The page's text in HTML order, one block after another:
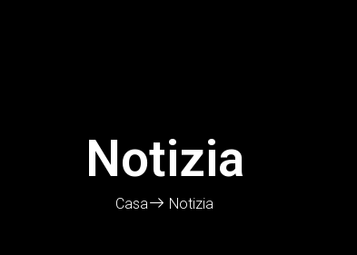
Notizia
Casa Notizia